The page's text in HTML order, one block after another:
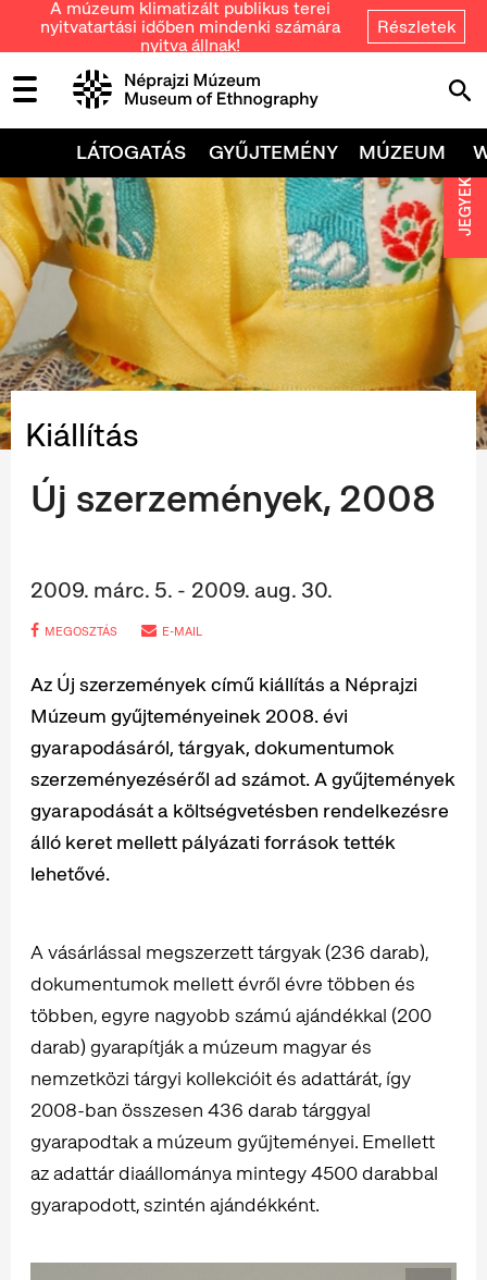
A múzeum klimatizált publikus terei
nyitvatartási időben mindenki számára
nyitva állnak!
Részletek
LÁTOGATÁS GYŰJTEMÉNY MÚZEUM
Kiállítás
Új szerzemények, 2008
2009. márc. 5. - 2009. aug. 30.
MEGOSZTÁS E-MAIL
Az Új szerzemények című kiállítás a Néprajzi
Múzeum gyűjteményeinek 2008. évi
gyarapodásáról, tárgyak, dokumentumok
szerzeményezéséről ad számot. A gyűjtemények
gyarapodását a költségvetésben rendelkezésre
álló keret mellett pályázati források tették
lehetővé.
A vásárlással megszerzett tárgyak (236 darab),
dokumentumok mellett évről évre többen és
többen, egyre nagyobb számú ajándékkal (200
darab) gyarapítják a múzeum magyar és
nemzetközi tárgyi kollekcióit és adattárát, így
2008-ban összesen 436 darab tárggyal
gyarapodtak a múzeum gyűjteményei. Emellett
az adattár diaállománya mintegy 4500 darabbal
gyarapodott, szintén ajándékként.
JEGYEK